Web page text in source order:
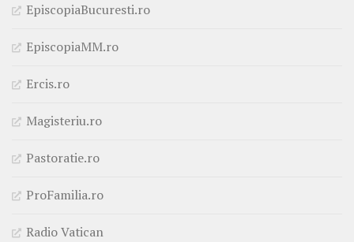
EpiscopiaBucuresti.ro
EpiscopiaMM.ro
Ercis.ro
Magisteriu.ro
Pastoratie.ro
ProFamilia.ro
Radio Vatican